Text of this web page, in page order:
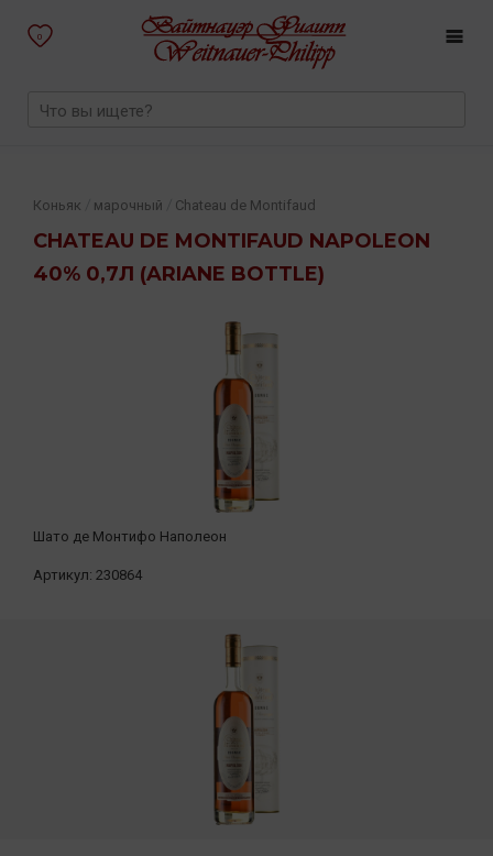
0
CHATEAU DE MONTIFAUD NAPOLEON
40% 0,7Л (ARIANE BOTTLE)
Коньяк марочный Chateau de Montifaud
Шато де Монтифо Наполеон
Артикул: 230864